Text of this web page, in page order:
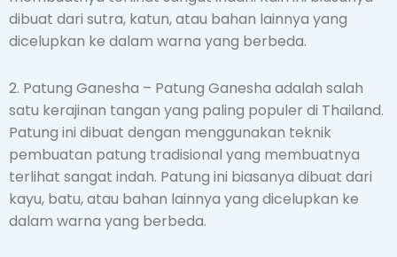
dibuat dari sutra, katun, atau bahan lainnya yang
dicelupkan ke dalam warna yang berbeda.
2. Patung Ganesha – Patung Ganesha adalah salah
satu kerajinan tangan yang paling populer di Thailand.
Patung ini dibuat dengan menggunakan teknik
pembuatan patung tradisional yang membuatnya
terlihat sangat indah. Patung ini biasanya dibuat dari
kayu, batu, atau bahan lainnya yang dicelupkan ke
dalam warna yang berbeda.